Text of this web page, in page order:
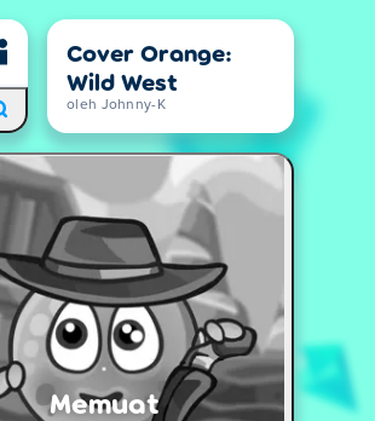
Cover Orange:
Wild West
oleh Johnny-K
Memuat